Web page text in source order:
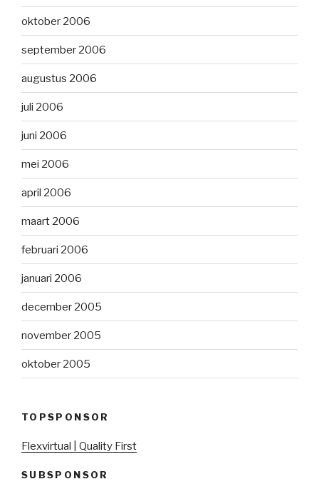
oktober 2006
september 2006
augustus 2006
juli 2006
juni 2006
mei 2006
april 2006
maart 2006
februari 2006
januari 2006
december 2005
november 2005
oktober 2005
TOPSPONSOR
Flexvirtual | Quality First
SUBSPONSOR